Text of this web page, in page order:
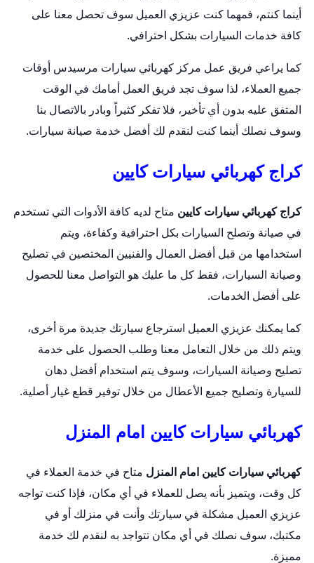
أينما كنتم، فمهما كنت عزيزي العميل سوف تحصل معنا على
كافة خدمات السيارات بشكل احترافي.
كما يراعي فريق عمل مركز كهربائي سيارات مرسيدس أوقات
جميع العملاء، لذا سوف تجد فريق العمل أمامك في الوقت
المتفق عليه بدون أي تأخير، فلا تفكر كثيراً وبادر بالاتصال بنا
وسوف نصلك أينما كنت لنقدم لك أفضل خدمة صيانة سيارات.
كراج كهربائي سيارات كايين
كراج كهربائي سيارات كايين متاح لديه كافة الأدوات التي تستخدم
في صيانة وتصلح السيارات بكل احترافية وكفاءة، ويتم
استخدامها من قبل أفضل العمال والفنيين المختصين في تصليح
وصيانة السيارات، فقط كل ما عليك هو التواصل معنا للحصول
على أفضل الخدمات.
كما يمكنك عزيزي العميل استرجاع سيارتك جديدة مرة أخرى،
ويتم ذلك من خلال التعامل معنا وطلب الحصول على خدمة
تصليح وصيانة السيارات، وسوف يتم استخدام أفضل دهان
للسيارة وتصليح جميع الأعطال من خلال توفير قطع غيار أصلية.
كهربائي سيارات كايين امام المنزل
كهربائي سيارات كايين امام المنزل متاح في خدمة العملاء في
كل وقت، ويتميز بأنه يصل للعملاء في أي مكان، فإذا كنت تواجه
عزيزي العميل مشكلة في سيارتك وأنت في منزلك أو في
مكتبك، سوف نصلك في أي مكان تتواجد به لنقدم لك خدمة
مميزة.